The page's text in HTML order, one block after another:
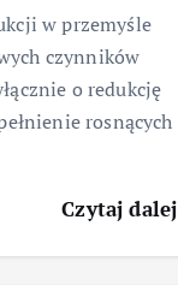
w przemyśle
czynników
o redukcję
rosnących
Czytaj dalej